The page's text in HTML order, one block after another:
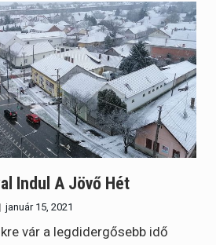
Indul A Jövő Hét
január 15, 2021
vár a legdidergősebb idő